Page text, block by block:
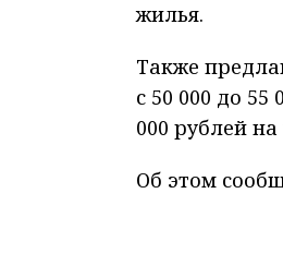
жилья.
Также
с 50 000 до
000 рублей на
Об этом